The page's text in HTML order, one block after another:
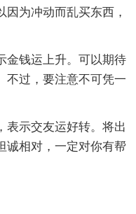
为冲动而乱买东西，
金钱运上升。可以期待
不过，要注意不可凭一
表示交友运好转。将出
诚相对，一定对你有帮